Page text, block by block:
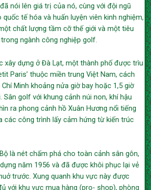
nói lên giá trị của nó, cùng với đội ngũ
tế hóa và huấn luyện viên kinh nghiệm,
chất lượng tầm cỡ thế giới và một tiêu
ngành công nghiệp golf.
xây dựng ở Đà Lạt, một thành phố được trìu
Paris’ thuộc miền trung Việt Nam, cách
Minh khoảng nửa giờ bay hoặc 1,5 giờ
Sân golf với khung cảnh núi non, khí hậu
ra phong cảnh hồ Xuân Hương nổi tiếng
các công trình lấy cảm hứng từ kiến trúc
là nét chấm phá cho toàn cảnh sân gôn,
năm 1956 và đã được khôi phục lại vẻ
trước. Xung quanh khu vực này được
với khu vực mua hàng (pro- shop), phòng